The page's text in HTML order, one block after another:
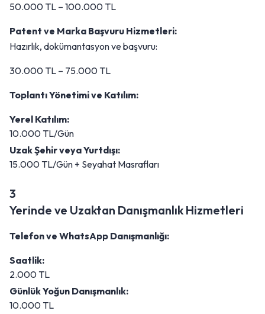
50.000 TL – 100.000 TL
Patent ve Marka Başvuru Hizmetleri:
Hazırlık, dokümantasyon ve başvuru:
30.000 TL – 75.000 TL
Toplantı Yönetimi ve Katılım:
Yerel Katılım:
10.000 TL/Gün
Uzak Şehir veya Yurtdışı:
15.000 TL/Gün + Seyahat Masrafları
3
Yerinde ve Uzaktan Danışmanlık Hizmetleri
Telefon ve WhatsApp Danışmanlığı:
Saatlik:
2.000 TL
Günlük Yoğun Danışmanlık:
10.000 TL